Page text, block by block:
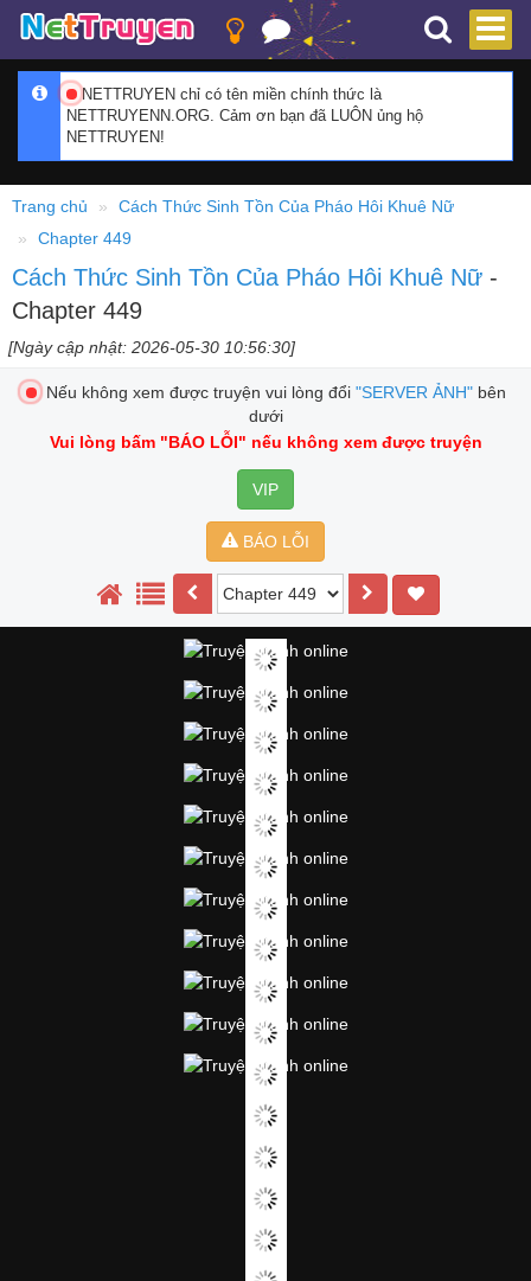
NETTRUYEN chỉ có tên miền chính thức là
NETTRUYENN.ORG. Cảm ơn bạn đã LUÔN ủng hộ
NETTRUYEN!
Trang chủ
Cách Thức Sinh Tồn Của Pháo Hôi Khuê Nữ
Chapter 449
Cách Thức Sinh Tồn Của Pháo Hôi Khuê Nữ -
Chapter 449
[Ngày cập nhật: 2026-05-30 10:56:30]
Nếu không xem được truyện vui lòng đổi "SERVER ẢNH"bên
dưới
Vui lòng bấm "BÁO LỖI" nếu không xem được truyện
VIP
BÁO LỖI